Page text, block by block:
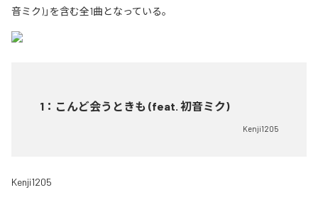
音ミク)」を含む全1曲となっている。
1 ： こんど会うときも (feat. 初音ミク)
Kenji1205
Kenji1205